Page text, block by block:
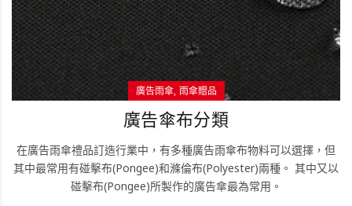
廣告雨傘 雨傘贈品
廣告傘布分類
在廣告雨傘禮品訂造行業中，有多種廣告雨傘布物料可以選擇，但
其中最常用有碰擊布(Pongee)和滌倫布(Polyester)兩種。 其中又以
碰擊布(Pongee)所製作的廣告傘最為常用。